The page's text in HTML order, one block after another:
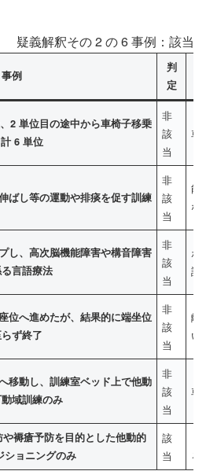
疑義解釈その 2 の 6 事例：該当
事例
判
定
2 単位目の途中から車椅子移乗
6 単位
非
該
当
車
ばし等の運動や排痰を促す訓練
非
該
当
能
な
し、高次脳機能障害や構音障害
言語療法
非
該
当
ポ
訓
位へ進めたが、結果的に端坐位
ず終了
非
該
当
離
い
移動し、訓練室ベッド上で他動
域訓練のみ
非
該
当
車
褥瘡予防を目的とした他動的
ショニングのみ
該
当
る